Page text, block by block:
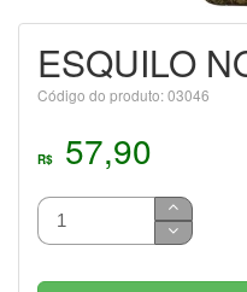
ESQUILO
Código do produto: 03046
R$ 57,90